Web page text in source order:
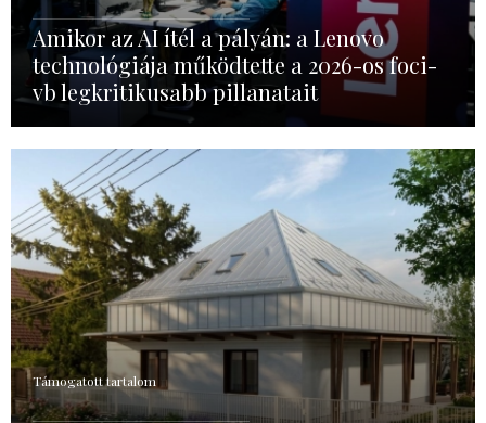
Amikor az AI ítél a pályán: a Lenovo
technológiája működtette a 2026-os foci-
vb legkritikusabb pillanatait
Támogatott tartalom